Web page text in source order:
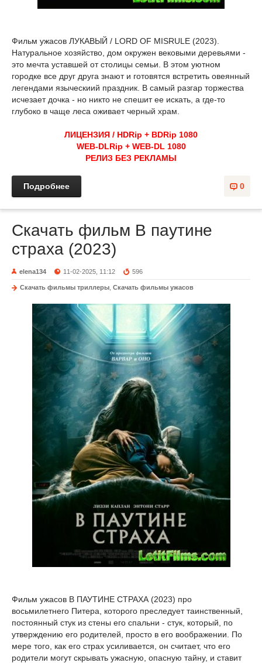
Фильм ужасов ЛУКАВЫЙ / LORD OF MISRULE (2023).
Натуральное хозяйство, дом окружен вековыми деревьями -
это мечта уставшей от столицы семьи. В этом уютном
городке все друг друга знают и готовятся встретить овеянный
легендами языческиий праздник. В самый разгар торжества
исчезает дочка - но никто не спешит ее искать, а где-то
глубоко в чаще леса оживает черный храм.
ЛИЦЕНЗИЯ / HDRip + BDRip 1080
WEB-DLRip + WEB-DL 1080
РЕЛИЗ БЕЗ РЕКЛАМЫ
0
Подробнее
Скачать фильм В паутине
страха (2023)
elena134 11-02-2025, 11:12 596
Скачать фильмы триллеры Скачать фильмы ужасов
Фильм ужасов В ПАУТИНЕ СТРАХА (2023) про
восьмилетнего Питера, которого преследует таинственный,
постоянный стук из стены его спальни - стук, который, по
утверждению его родителей, просто в его воображении. По
мере того, как его страх усиливается, он считает, что его
родители могут скрывать ужасную, опасную тайну, и ставит